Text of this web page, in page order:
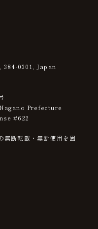
384-0301
, Japan
Prefecture
#622
無断転載・無断使用を固